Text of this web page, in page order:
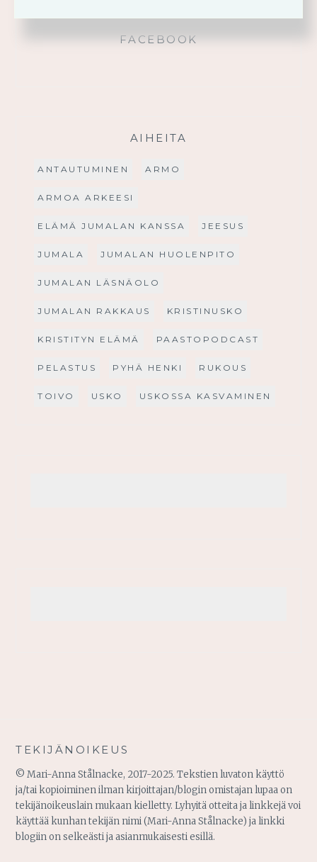
FACEBOOK
AIHEITA
ANTAUTUMINEN ARMO
ARMOA ARKEESI
ELÄMÄ JUMALAN KANSSA JEESUS
JUMALA JUMALAN HUOLENPITO
JUMALAN LÄSNÄOLO
JUMALAN RAKKAUS KRISTINUSKO
KRISTITYN ELÄMÄ PAASTOPODCAST
PELASTUS PYHÄ HENKI RUKOUS
TOIVO USKO USKOSSA KASVAMINEN
TEKIJÄNOIKEUS
© Mari-Anna Stålnacke, 2017-2025. Tekstien luvaton käyttö
ja/tai kopioiminen ilman kirjoittajan/blogin omistajan lupaa on
tekijänoikeuslain mukaan kielletty. Lyhyitä otteita ja linkkejä voi
käyttää kunhan tekijän nimi (Mari-Anna Stålnacke) ja linkki
blogiin on selkeästi ja asianmukaisesti esillä.